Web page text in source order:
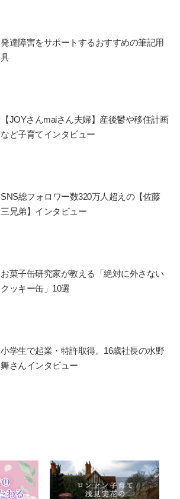
発達障害をサポートするおすすめの筆記用
具
【JOYさんmaiさん夫婦】産後鬱や移住計画
など子育てインタビュー
SNS総フォロワー数320万人超えの【佐藤
三兄弟】インタビュー
お菓子缶研究家が教える「絶対に外さない
クッキー缶」10選
小学生で起業・特許取得。16歳社長の水野
舞さんインタビュー